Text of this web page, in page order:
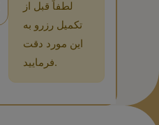
لطفاً قبل از
تکمیل رزرو به
این مورد دقت
فرمایید.